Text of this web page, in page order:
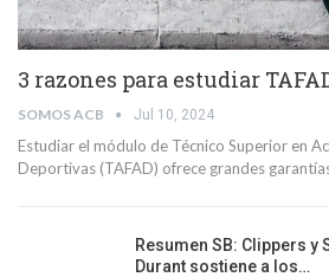
3 razones para estudiar
SOMOS ACB Jul 10, 2024
Estudiar el módulo de Técnico Superior en
Deportivas (TAFAD) ofrece grandes
Resumen SB: Clippers y
Durant sostiene a los…